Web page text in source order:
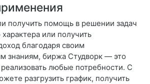
получить помощь в решении задач
или получить
благодаря своим
знаниям, биржа Студворк — это
любые потребности. С
разгрузить график, получить